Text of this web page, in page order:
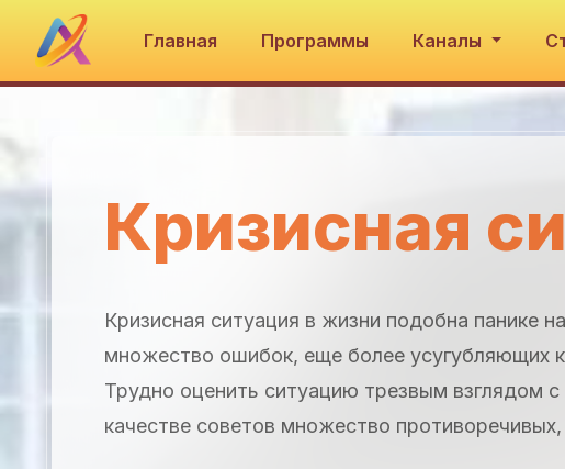
Главная Программы Каналы
Кризисная
Кризисная ситуация в жизни подобна панике
множество ошибок, еще более усугубляющих
Трудно оценить ситуацию трезвым взглядом с
качестве советов множество